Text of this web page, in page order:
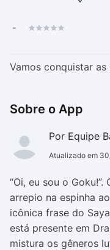
-
Vamos conquistar
Sobre o App
Por Equipe
Atualizado em
“Oi, eu sou o
arrepio na espinha
icônica frase do
está presente em
mistura os gêneros